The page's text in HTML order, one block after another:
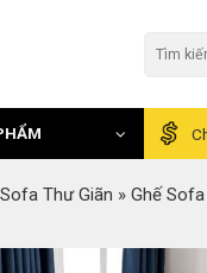
kiếm:
Sofa Thư Giãn » Ghế